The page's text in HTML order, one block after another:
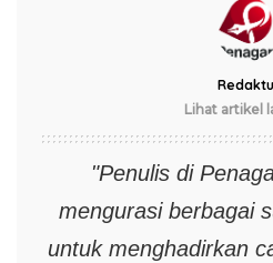
Lihat artikel
"Penulis di
mengurasi berbagai
untuk menghadirkan